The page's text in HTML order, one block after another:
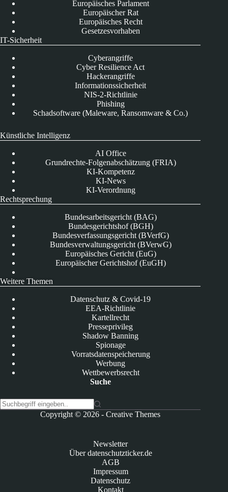
Europäisches Parlament
Europäischer Rat
Europäisches Recht
Gesetzesvorhaben
IT-Sicherheit
Cyberangriffe
Cyber Resilience Act
Hackerangriffe
Informationssicherheit
NIS-2-Richtlinie
Phishing
Schadsoftware (Maleware, Ransomware & Co.)
Künstliche Intelligenz
AI Office
Grundrechte-Folgenabschätzung (FRIA)
KI-Kompetenz
KI-News
KI-Verordnung
Rechtsprechung
Bundesarbeitsgericht (BAG)
Bundesgerichtshof (BGH)
Bundesverfassungsgericht (BVerfG)
Bundesverwaltungsgericht (BVerwG)
Europäisches Gericht (EuG)
Europäischer Gerichtshof (EuGH)
Weitere Themen
Datenschutz & Covid-19
EEA-Richtlinie
Kartellrecht
Presseprivileg
Shadow Banning
Spionage
Vorratsdatenspeicherung
Werbung
Wettbewerbsrecht
Suche
Copyright © 2026 -Creative Themes
Newsletter
Über datenschutzticker.de
AGB
Impressum
Datenschutz
Kontakt